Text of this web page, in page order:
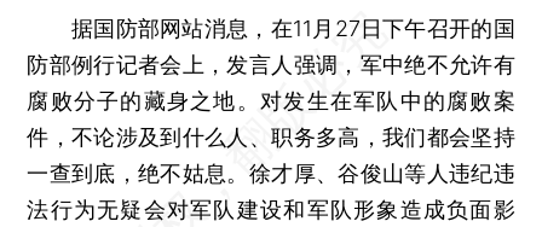
据国防部网站消息，在11月27日下午召开的国
防部例行记者会上，发言人强调，军中绝不允许有
腐败分子的藏身之地。对发生在军队中的腐败案
件，不论涉及到什么人、职务多高，我们都会坚持
一查到底，绝不姑息。徐才厚、谷俊山等人违纪违
法行为无疑会对军队建设和军队形象造成负面影